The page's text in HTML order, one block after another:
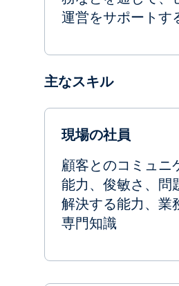
運営をサポートす
主なスキル
現場の社員
顧客とのコミュニ
能力、俊敏さ、問
解決する能力、業
専門知識